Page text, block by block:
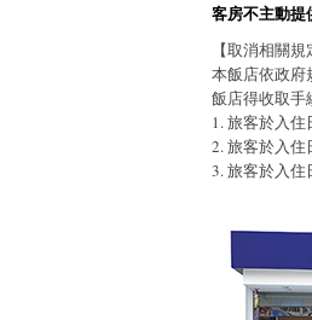
客房不主動提
【取消相關
本飯店依政府
飯店得收取手
1. 旅客於入
2. 旅客於入
3. 旅客於入